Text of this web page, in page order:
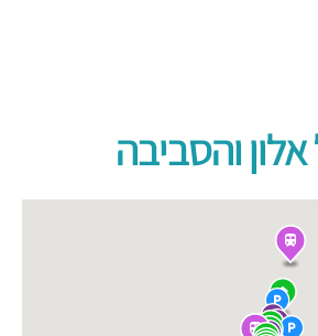
אלון והסביבה